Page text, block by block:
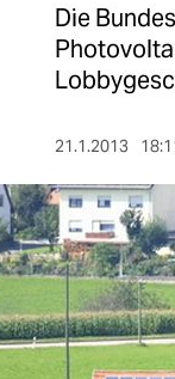
Die
21.1.2013